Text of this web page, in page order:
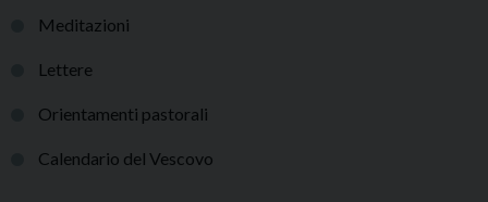
Meditazioni
Lettere
Orientamenti pastorali
Calendario del Vescovo